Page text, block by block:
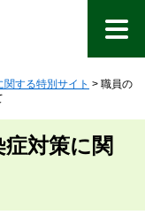
する特別サイト > 職員の
対策に関